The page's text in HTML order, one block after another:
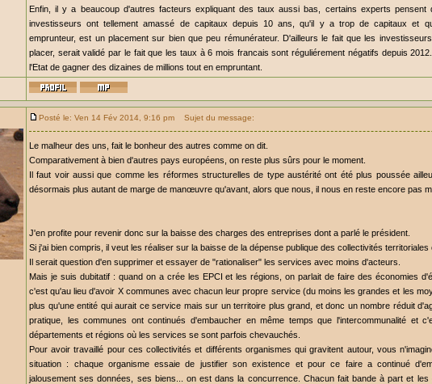
Enfin, il y a beaucoup d'autres facteurs expliquant des taux aussi bas, certains experts pensent
investisseurs ont tellement amassé de capitaux depuis 10 ans, qu'il y a trop de capitaux et
emprunteur, est un placement sur bien que peu rémunérateur. D'ailleurs le fait que les
placer, serait validé par le fait que les taux à 6 mois francais sont réguliérement négatifs depuis
l'Etat de gagner des dizaines de millions tout en empruntant.
Posté le: Ven 14 Fév 2014, 9:16 pm Sujet du message:
Le malheur des uns, fait le bonheur des autres comme on dit.
Comparativement à bien d'autres pays européens, on reste plus sûrs pour le moment.
Il faut voir aussi que comme les réformes structurelles de type austérité ont été plus poussée
désormais plus autant de marge de manœuvre qu'avant, alors que nous, il nous en reste encore pas
J'en profite pour revenir donc sur la baisse des charges des entreprises dont a parlé le président.
Si j'ai bien compris, il veut les réaliser sur la baisse de la dépense publique des collectivités territoriales
Il serait question d'en supprimer et essayer de "rationaliser" les services avec moins d'acteurs.
Mais je suis dubitatif : quand on a crée les EPCI et les régions, on parlait de faire des économies
c'est qu'au lieu d'avoir X communes avec chacun leur propre service (du moins les grandes et les
plus qu'une entité qui aurait ce service mais sur un territoire plus grand, et donc un nombre réduit
pratique, les communes ont continués d'embaucher en même temps que l'intercommunalité et
départements et régions où les services se sont parfois chevauchés.
Pour avoir travaillé pour ces collectivités et différents organismes qui gravitent autour, vous
situation : chaque organisme essaie de justifier son existence et pour ce faire a continué
jalousement ses données, ses biens... on est dans la concurrence. Chacun fait bande à part et les